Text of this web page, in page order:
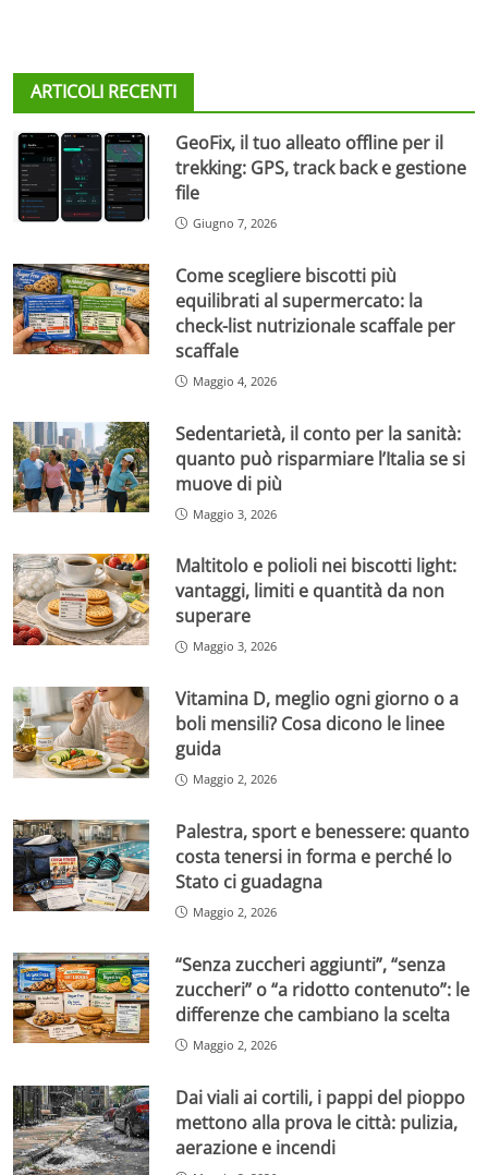
ARTICOLI RECENTI
GeoFix, il tuo alleato offline per il
trekking: GPS, track back e gestione
file
Giugno 7, 2026
Come scegliere biscotti più
equilibrati al supermercato: la
check-list nutrizionale scaffale per
scaffale
Maggio 4, 2026
Sedentarietà, il conto per la sanità:
quanto può risparmiare l’Italia se si
muove di più
Maggio 3, 2026
Maltitolo e polioli nei biscotti light:
vantaggi, limiti e quantità da non
superare
Maggio 3, 2026
Vitamina D, meglio ogni giorno o a
boli mensili? Cosa dicono le linee
guida
Maggio 2, 2026
Palestra, sport e benessere: quanto
costa tenersi in forma e perché lo
Stato ci guadagna
Maggio 2, 2026
“Senza zuccheri aggiunti”, “senza
zuccheri” o “a ridotto contenuto”: le
differenze che cambiano la scelta
Maggio 2, 2026
Dai viali ai cortili, i pappi del pioppo
mettono alla prova le città: pulizia,
aerazione e incendi